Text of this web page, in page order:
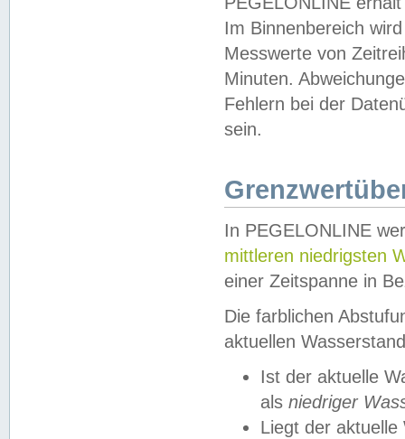
Im Binnenbereich
Messwerte von
Minuten.
Fehlern bei der
sein.
In PEGELONLINE
mittleren niedrigsten
einer Zeitspanne in
Die farblichen
aktuellen
Ist der aktuelle
als niedriger
Liegt der